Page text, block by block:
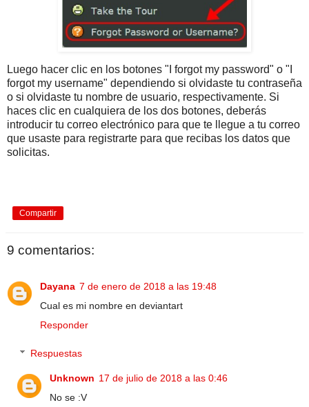
Luego hacer clic en los botones "I forgot my password" o "I
forgot my username" dependiendo si olvidaste tu contraseña
o si olvidaste tu nombre de usuario, respectivamente. Si
haces clic en cualquiera de los dos botones, deberás
introducir tu correo electrónico para que te llegue a tu correo
que usaste para registrarte para que recibas los datos que
solicitas.
Compartir
9 comentarios:
Dayana 7 de enero de 2018 a las 19:48
Cual es mi nombre en deviantart
Responder
Respuestas
Unknown 17 de julio de 2018 a las 0:46
No se :V